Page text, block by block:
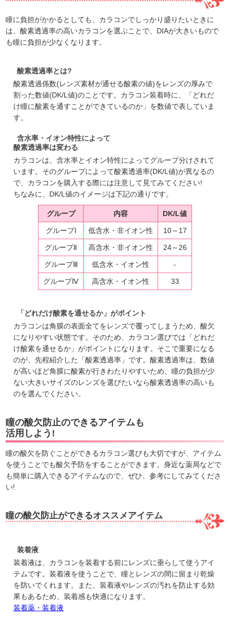
瞳に負担がかかるとしても、カラコンでしっかり盛りたいときに
は、酸素透過率の高いカラコンを選ぶことで、DIAが大きいもので
も瞳に負担が少なくなります。
酸素透過率とは?
酸素透過係数(レンズ素材が通せる酸素の値)をレンズの厚みで
割った数値(DK/L値)のことです。カラコン装着時に、「どれだ
け瞳に酸素を通すことができているのか」を数値で表していま
す。
含水率・イオン特性によって
酸素透過率は変わる
カラコンは、含水率とイオン特性によってグループ分けされて
います。そのグループによって酸素透過率(DK/L値)が異なるの
で、カラコンを購入する際には注意して見てみてください!
ちなみに、DK/L値のイメージは下記の通りです。
グループ 内容 DK/L値
グループⅠ 低含水・非イオン性 10～17
グループⅡ 高含水・非イオン性 24～26
グループⅢ 低含水・イオン性 -
グループⅣ 高含水・イオン性 33
「どれだけ酸素を通せるか」がポイント
カラコンは角膜の表面全てをレンズで覆ってしまうため、酸欠
になりやすい状態です。そのため、カラコン選びでは「どれだ
け酸素を通せるか」がポイントになります。そこで重要になる
のが、先程紹介した「酸素透過率」です。酸素透過率は、数値
が高いほど角膜に酸素が行きわたりやすいため、瞳の負担が少
ない大きいサイズのレンズを選びたいなら酸素透過率の高いも
のを選んでください。
瞳の酸欠防止のできるアイテムも
活用しよう!
瞳の酸欠を防ぐことができるカラコン選びも大切ですが、アイテム
を使うことでも酸欠予防をすることができます。身近な薬局などで
も簡単に購入できるアイテムなので、ぜひ、参考にしてみてくださ
い!
瞳の酸欠防止ができるオススメアイテム
装着液
装着液は、カラコンを装着する前にレンズに垂らして使うアイ
テムです。装着液を使うことで、瞳とレンズの間に留まり乾燥
を防いでくれます。また、装着液やレンズの汚れを防止する効
果もあるため、装着感も快適になります。
装着薬・装着液